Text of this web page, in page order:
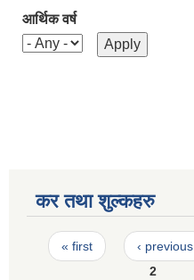
आर्थिक वर्ष
कर तथा शुल्कहरु
Pages
« first ‹ previous
2